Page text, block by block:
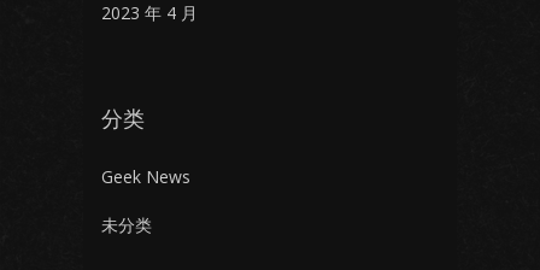
2023 年 4 月
分类
Geek News
未分类